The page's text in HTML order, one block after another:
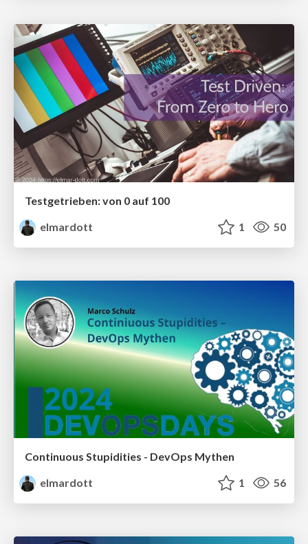
Testgetrieben: von 0 auf 100
elmardott
1 50
Continuous Stupidities - DevOps Mythen
elmardott
1 56